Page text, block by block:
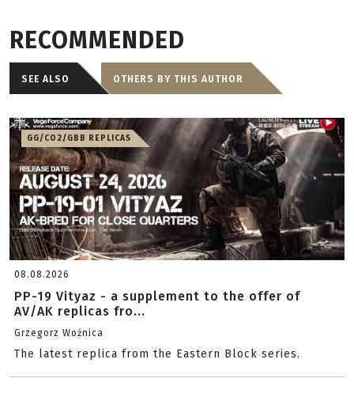
RECOMMENDED
SEE ALSO OTHERS BY THIS AUTHOR
GG/CO2/GBB REPLICAS
08.08.2026
PP-19 Vityaz - a supplement to the offer of
AV/AK replicas fro...
Grzegorz Woźnica
The latest replica from the Eastern Block series.